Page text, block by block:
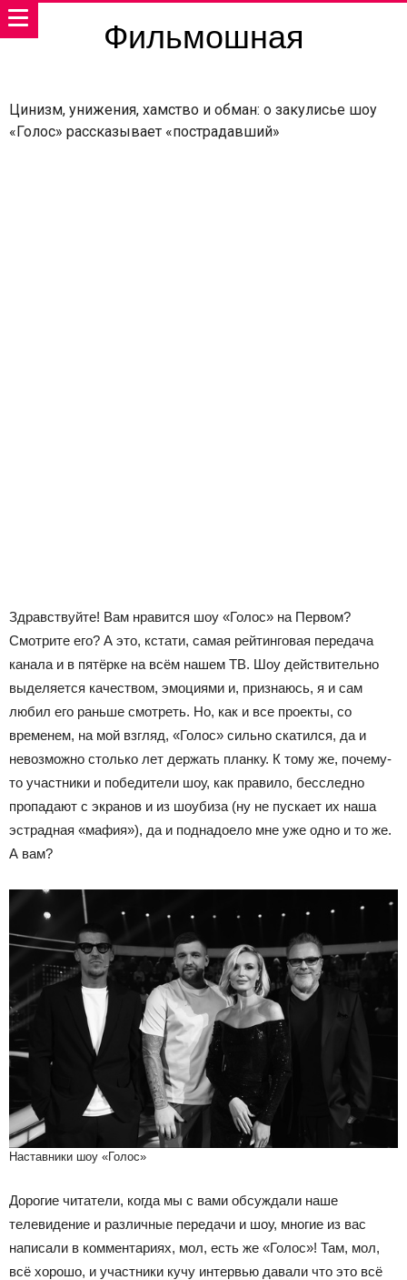
Фильмошная
Цинизм, унижения, хамство и обман: о закулисье шоу
«Голос» рассказывает «пострадавший»
Здравствуйте! Вам нравится шоу «Голос» на Первом?
Смотрите его? А это, кстати, самая рейтинговая передача
канала и в пятёрке на всём нашем ТВ. Шоу действительно
выделяется качеством, эмоциями и, признаюсь, я и сам
любил его раньше смотреть. Но, как и все проекты, со
временем, на мой взгляд, «Голос» сильно скатился, да и
невозможно столько лет держать планку. К тому же, почему-
то участники и победители шоу, как правило, бесследно
пропадают с экранов и из шоубиза (ну не пускает их наша
эстрадная «мафия»), да и поднадоело мне уже одно и то же.
А вам?
Наставники шоу «Голос»
Дорогие читатели, когда мы с вами обсуждали наше
телевидение и различные передачи и шоу, многие из вас
написали в комментариях, мол, есть же «Голос»! Там, мол,
всё хорошо, и участники кучу интервью давали что это всё